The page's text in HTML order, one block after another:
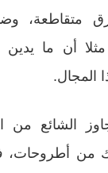
متقاطعة،
أن ما يدين
المجال.
الشائع من
من أطروحات،